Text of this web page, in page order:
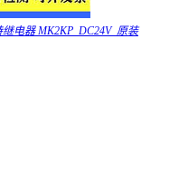
电器 MK2KP_DC24V_原装